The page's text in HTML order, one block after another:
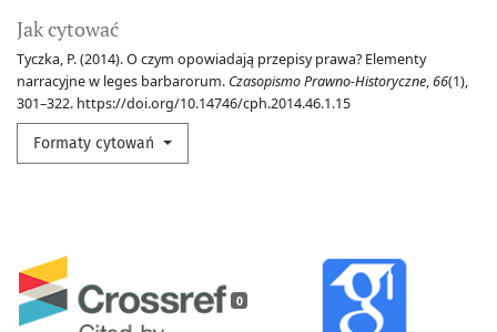
Jak cytować
Tyczka, P. (2014). O czym opowiadają przepisy prawa? Elementy
narracyjne w leges barbarorum. Czasopismo Prawno-Historyczne,66(1),
301–322. https://doi.org/10.14746/cph.2014.46.1.15
Formaty cytowań
0